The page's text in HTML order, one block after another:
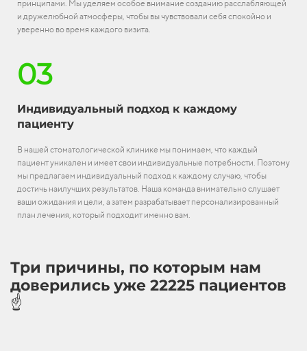
принципами. Мы уделяем особое внимание созданию расслабляющей
и дружелюбной атмосферы, чтобы вы чувствовали себя спокойно и
уверенно во время каждого визита.
03
Индивидуальный подход к каждому
пациенту
В нашей стоматологической клинике мы понимаем, что каждый
пациент уникален и имеет свои индивидуальные потребности. Поэтому
мы предлагаем индивидуальный подход к каждому случаю, чтобы
достичь наилучших результатов. Наша команда внимательно слушает
ваши ожидания и цели, а затем разрабатывает персонализированный
план лечения, который подходит именно вам.
Три причины, по которым нам
доверились уже 22225 пациентов
☝️